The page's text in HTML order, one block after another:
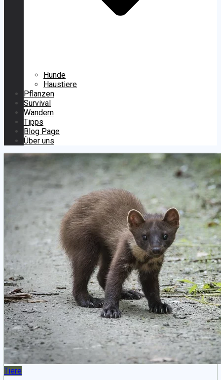
Hunde
Haustiere
Pflanzen
Survival
Wandern
Tipps
Blog Page
Über uns
Tiere